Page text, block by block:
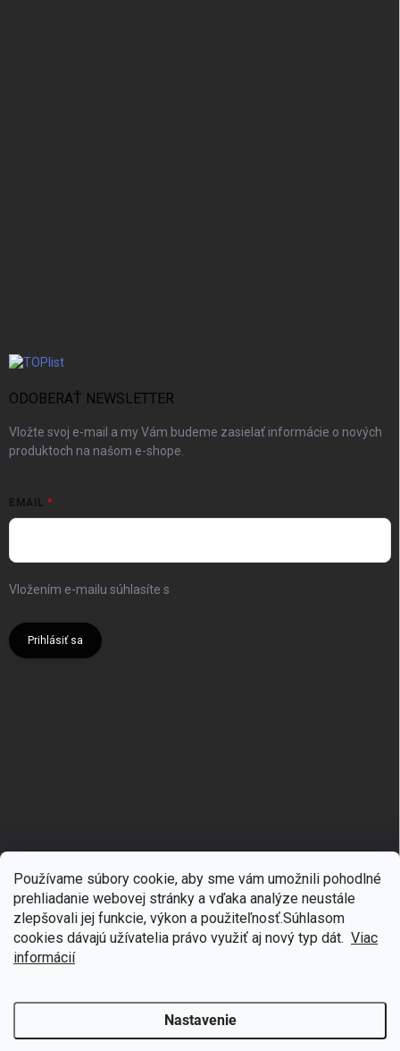
Používame súbory cookie, aby sme vám umožnili pohodlné
prehliadanie webovej stránky a vďaka analýze neustále
zlepšovali jej funkcie, výkon a použiteľnosť.Súhlasom
cookies dávajú užívatelia právo využiť aj nový typ dát. Viac
informácií
Nastavenie
ODOBERAŤ NEWSLETTER
Vložte svoj e-mail a my Vám budeme zasielať informácie o nových
produktoch na našom e-shope.
EMAIL
Vložením e-mailu súhlasíte s
Prihlásiť sa
Copyright 2026 mgmoda.sk . Všetky práva vyhradené.Upraviť nastavenie
🎁Získajte 7 % zľavu na prvý nákup
Prihláste sa k odberu noviniek